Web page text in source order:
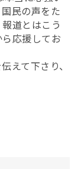
民の声をた
道とはこう
応援してお
えて下さり、